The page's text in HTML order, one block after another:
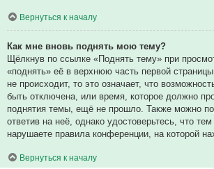
Вернуться к началу
Как мне вновь поднять мою тему?
Щёлкнув по ссылке «Поднять тему» при
«поднять» её в верхнюю часть первой
не происходит, то это означает, что
быть отключена, или время, которое должно
поднятия темы, ещё не прошло. Также можно
ответив на неё, однако удостоверьтесь, что
нарушаете правила конференции, на которой
Вернуться к началу